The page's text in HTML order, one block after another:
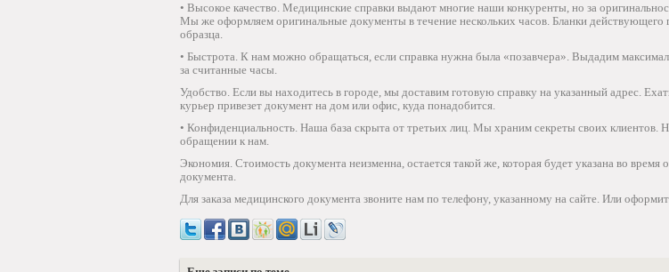
• Высокое качество. Медицинские справки выдают многие наши конкуренты, но за
Мы же оформляем оригинальные документы в течение нескольких часов. Бланки действующего
образца.
• Быстрота. К нам можно обращаться, если справка нужна была «позавчера». Выдадим
за считанные часы.
Удобство. Если вы находитесь в городе, мы доставим готовую справку на указанный адрес.
курьер привезет документ на дом или офис, куда понадобится.
• Конфиденциальность. Наша база скрыта от третьих лиц. Мы храним секреты своих клиентов.
обращении к нам.
Экономия. Стоимость документа неизменна, остается такой же, которая будет указана во время
документа.
Для заказа медицинского документа звоните нам по телефону, указанному на сайте. Или